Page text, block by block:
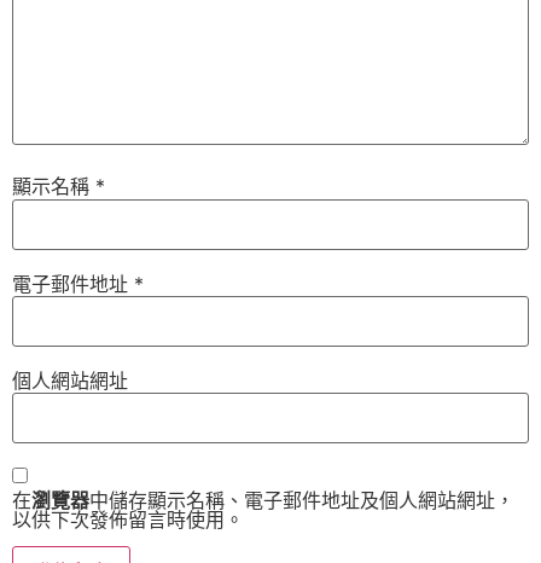
顯示名稱 *
電子郵件地址 *
個人網站網址
在瀏覽器中儲存顯示名稱、電子郵件地址及個人網站網址，
以供下次發佈留言時使用。